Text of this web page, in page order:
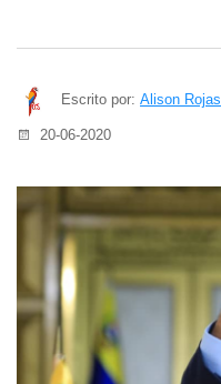
Escrito por: Alison Rojas
20-06-2020